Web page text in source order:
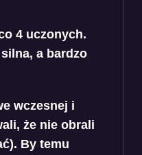
4 uczonych.
a bardzo
wczesnej i
że nie obrali
By temu